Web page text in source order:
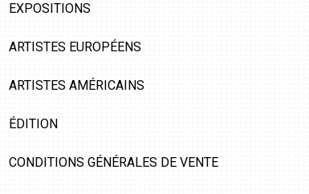
EXPOSITIONS
ARTISTES EUROPÉENS
ARTISTES AMÉRICAINS
ÉDITION
CONDITIONS GÉNÉRALES DE VENTE